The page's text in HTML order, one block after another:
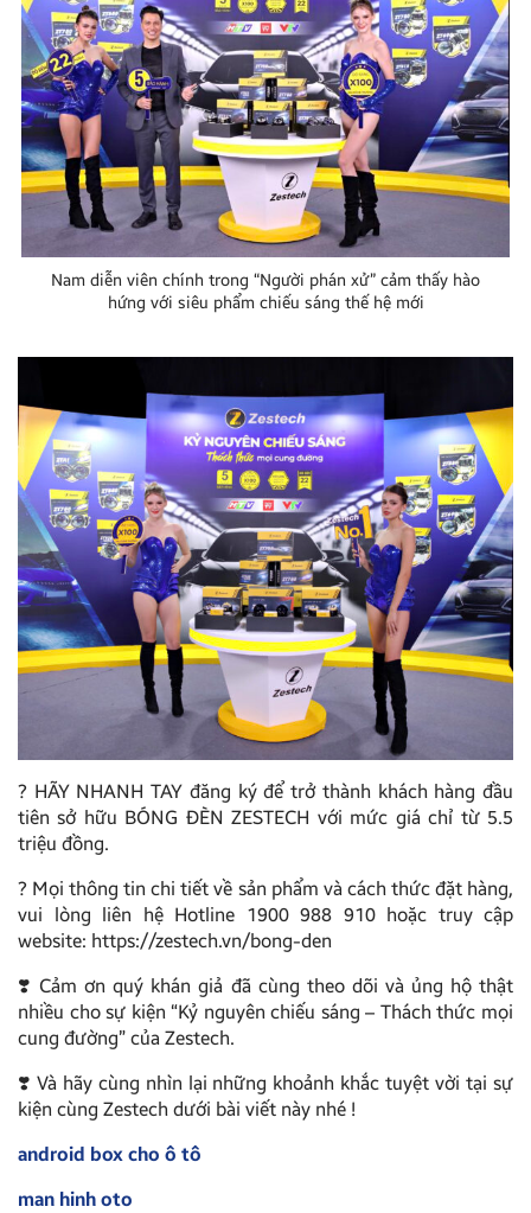
Nam diễn viên chính trong “Người phán xử” cảm thấy hào
hứng với siêu phẩm chiếu sáng thế hệ mới
? HÃY NHANH TAY đăng ký để trở thành khách hàng đầu
tiên sở hữu BÓNG ĐÈN ZESTECH với mức giá chỉ từ 5.5
triệu đồng.
? Mọi thông tin chi tiết về sản phẩm và cách thức đặt hàng,
vui lòng liên hệ Hotline 1900 988 910 hoặc truy cập
website: https://zestech.vn/bong-den
❣️ Cảm ơn quý khán giả đã cùng theo dõi và ủng hộ thật
nhiều cho sự kiện “Kỷ nguyên chiếu sáng – Thách thức mọi
cung đường” của Zestech.
❣️ Và hãy cùng nhìn lại những khoảnh khắc tuyệt vời tại sự
kiện cùng Zestech dưới bài viết này nhé !
android box cho ô tô
man hinh oto